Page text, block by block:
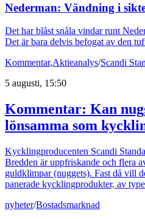
Nederman: Vändning i
Det har blåst snåla vindar runt
Det är bara delvis befogat av den
Kommentar,Aktieanalys/Scandi
5 augusti, 15:50
Kommentar: Kan
lönsamma som
Kycklingproducenten Scandi
Bredden är uppfriskande och flera
guldklimpar (nuggets). Fast då vill
panerade kycklingprodukter, av
nyheter/Bostadsmarknad